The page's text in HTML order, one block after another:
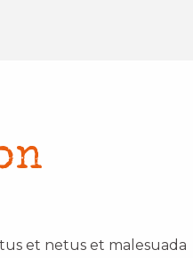
et netus et malesuada